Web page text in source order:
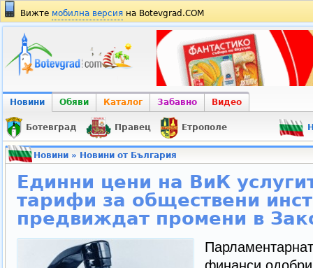
Вижте мобилна версия на Botevgrad.COM
Новини Обяви Каталог Забавно Видео
Ботевград Правец Етрополе
Новини» Новини от България
Единни цени на ВиК
тарифи за обществени
предвиждат промени в